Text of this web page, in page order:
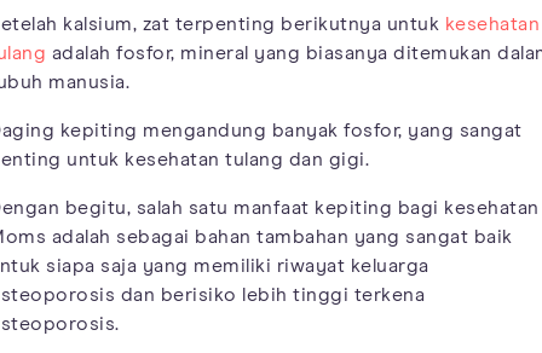
kalsium, zat terpenting berikutnya untuk kesehatan
adalah fosfor, mineral yang biasanya ditemukan
manusia.
kepiting mengandung banyak fosfor, yang sangat
untuk kesehatan tulang dan gigi.
begitu, salah satu manfaat kepiting bagi kesehatan
adalah sebagai bahan tambahan yang sangat baik
siapa saja yang memiliki riwayat keluarga
dan berisiko lebih tinggi terkena